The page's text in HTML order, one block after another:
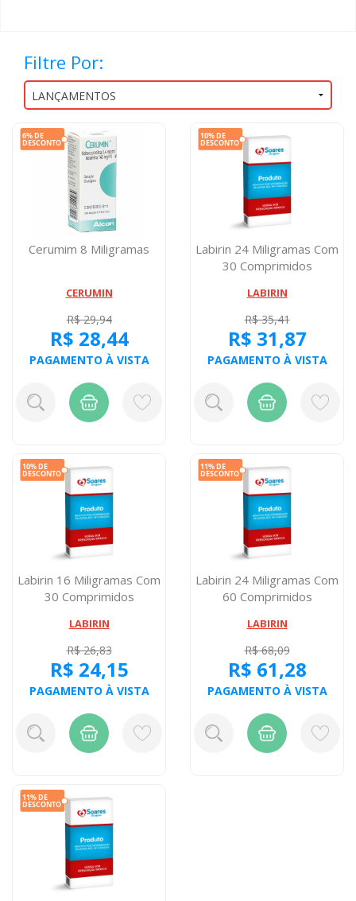
Filtre Por:
Cerumim 8 Miligramas
CERUMIN
R$ 29,94
R$ 28,44
PAGAMENTO À VISTA
Labirin 24 Miligramas Com
30 Comprimidos
LABIRIN
R$ 35,41
R$ 31,87
PAGAMENTO À VISTA
Labirin 16 Miligramas Com
30 Comprimidos
LABIRIN
R$ 26,83
R$ 24,15
PAGAMENTO À VISTA
Labirin 24 Miligramas Com
60 Comprimidos
LABIRIN
R$ 68,09
R$ 61,28
PAGAMENTO À VISTA